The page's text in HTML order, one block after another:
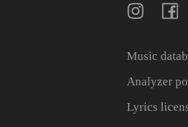
Music
Analyzer
Lyrics